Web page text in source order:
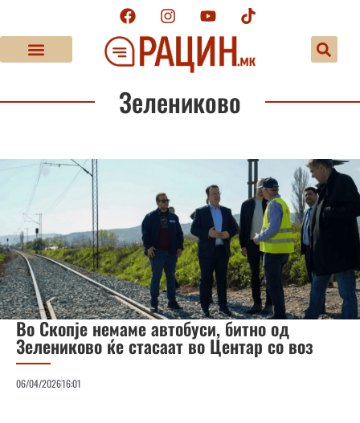
Зелениково
Во Скопје немаме автобуси, битно од
Зелениково ќе стасаат во Центар со воз
06/04/202616:01